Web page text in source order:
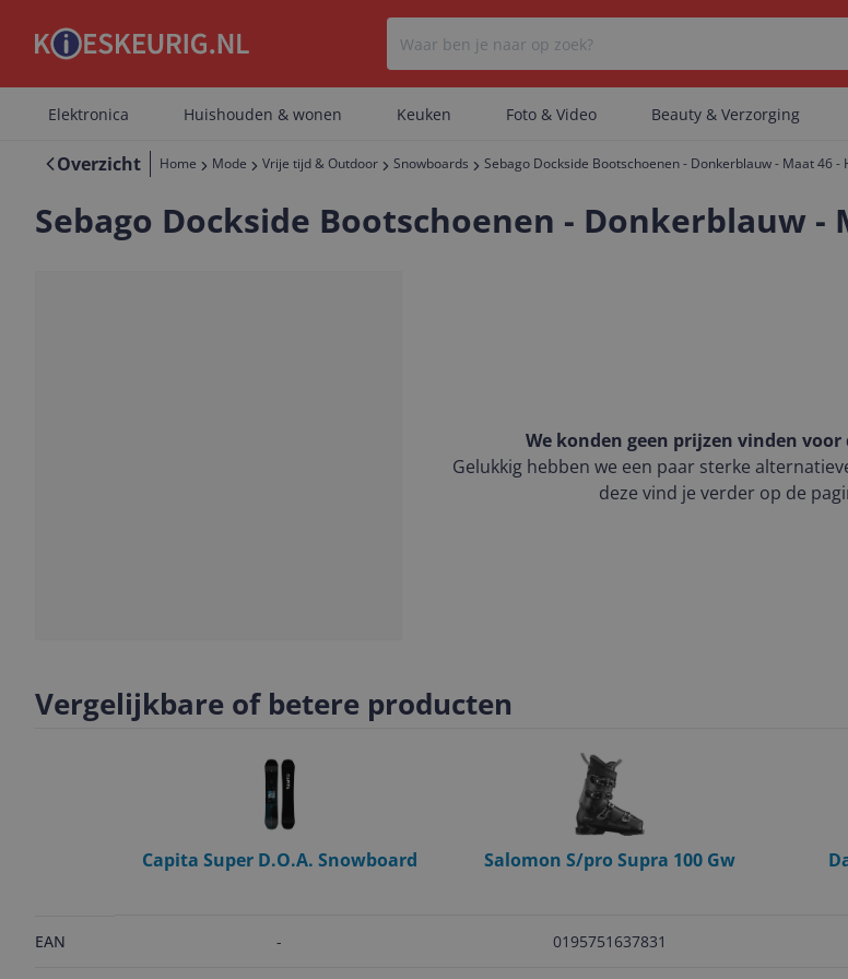
Er zijn geen categorieën gevonden.
Elektronica Huishouden & wonen Keuken Foto & Video Beauty & Verzorging
Overzicht Home Mode Vrije tijd & Outdoor Snowboards Sebago Dockside Bootschoenen - Donkerblauw - Maat 46 -
Sebago Dockside Bootschoenen - Donkerblauw -
We konden geen prijzen vinden
Gelukkig hebben we een paar sterke
deze vind je verder op de
Vergelijkbare of betere producten
EAN
Capita Super D.O.A. Snowboard
-
Salomon S/pro Supra 100 Gw
0195751637831